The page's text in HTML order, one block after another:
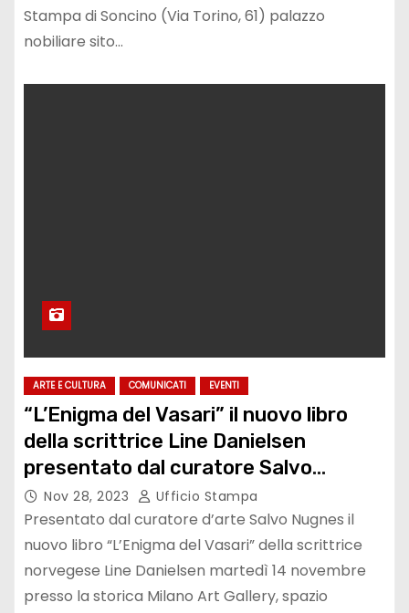
Stampa di Soncino (Via Torino, 61) palazzo
nobiliare sito…
ARTE E CULTURA COMUNICATI EVENTI
“L’Enigma del Vasari” il nuovo libro
della scrittrice Line Danielsen
presentato dal curatore Salvo
Nugnes
Nov 28, 2023 Ufficio Stampa
Presentato dal curatore d’arte Salvo Nugnes il
nuovo libro “L’Enigma del Vasari” della scrittrice
norvegese Line Danielsen martedì 14 novembre
presso la storica Milano Art Gallery, spazio